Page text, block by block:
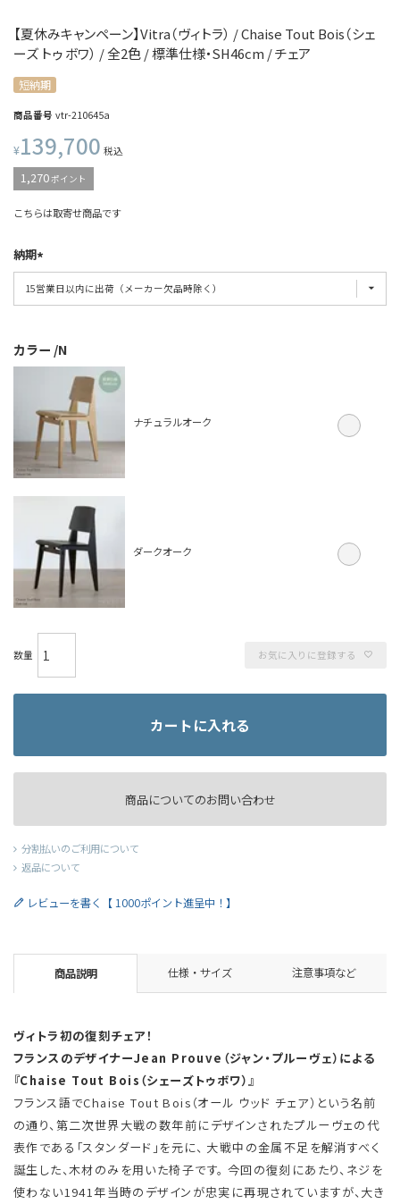
【夏休みキャンペーン】Vitra（ヴィトラ） / Chaise Tout Bois（シェ
ーズ トゥ ボワ） / 全2色 / 標準仕様・SH46cm / チェア
短納期
商品番号 vtr-210645a
¥139,700 税込
1,270ポイント
こちらは取寄せ商品です
納期
カラー N
ナチュラルオーク
ダークオーク
お気に入りに登録する
カートに入れる
商品についてのお問い合わせ
分割払いのご利用について
返品について
レビューを書く【 1000ポイント進呈中！】
商品説明 仕様・サイズ 注意事項など
ヴィトラ初の復刻チェア！
フランスのデザイナーJean Prouve（ジャン・プルーヴェ）による
『Chaise Tout Bois（シェーズトゥボワ）』
フランス語でChaise Tout Bois（オール ウッド チェア）という名前
の通り、第二次世界大戦の数年前にデザインされたプルーヴェの代
表作である「スタンダード」を元に、 大戦中の金属不足を解消すべく
誕生した、木材のみを用いた椅子です。 今回の復刻にあたり、ネジを
使わない1941年当時のデザインが忠実に再現されていますが、大き